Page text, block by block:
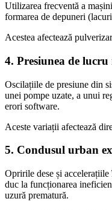
Utilizarea frecventă a
formarea de depuneri
Acestea afectează
4. Presiunea de lucru
Oscilațiile de presiune din
unei pompe uzate, a unui
erori software.
Aceste variații afectează
5. Condusul urban
Opririle dese și
duc la funcționarea
uzură prematură.